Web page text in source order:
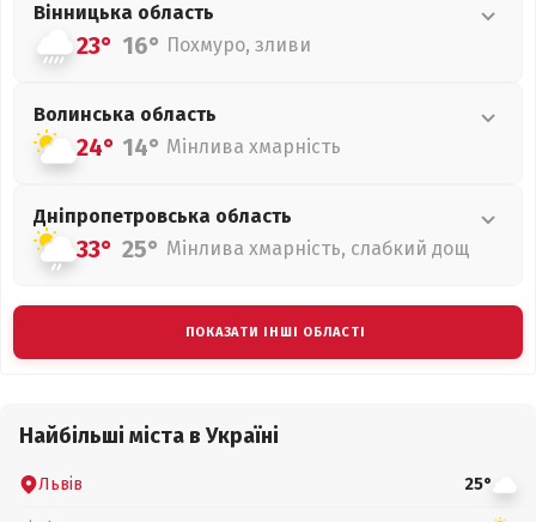
Вінницька область
23° 16° Похмуро, зливи
Волинська область
24° 14° Мінлива хмарність
Дніпропетровська область
33° 25° Мінлива хмарність, слабкий дощ
ПОКАЗАТИ ІНШІ ОБЛАСТІ
Найбільші міста в Україні
Львів 25°